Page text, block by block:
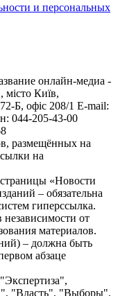
и персональных
онлайн-медиа -
місто Київ,
офіс 208/1 E-mail:
044-205-43-00
размещённых на
на
«Новости
– обязательна
гиперссылка.
от
материалов.
– должна быть
абзаце
"Власть", "Выборы",